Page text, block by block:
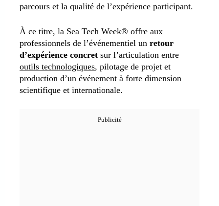
parcours et la qualité de l’expérience participant.
À ce titre, la Sea Tech Week® offre aux
professionnels de l’événementiel un retour
d’expérience concret sur l’articulation entre
outils technologiques, pilotage de projet et
production d’un événement à forte dimension
scientifique et internationale.